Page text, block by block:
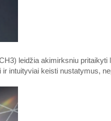
leidžia akimirksniu pritaikyti
intuityviai keisti nustatymus,